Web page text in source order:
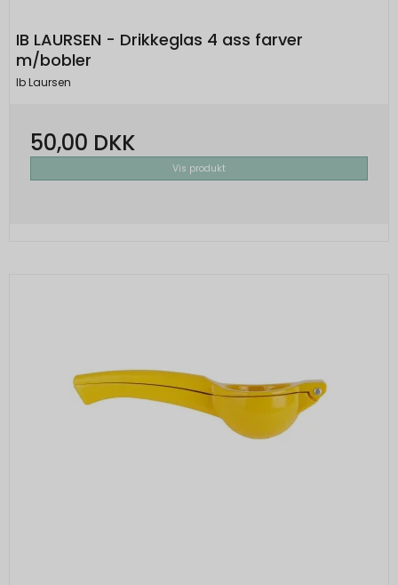
IB LAURSEN - Drikkeglas 4 ass farver
m/bobler
Ib Laursen
50,00 DKK
Vis produkt